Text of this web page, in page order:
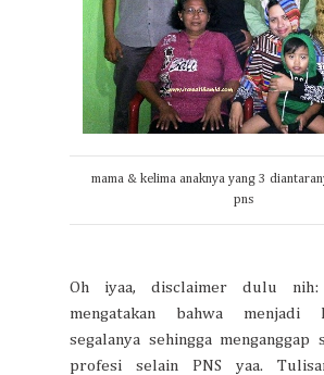
mama & kelima anaknya yang 3
pns
Oh iyaa, disclaimer dulu nih:
mengatakan bahwa menjadi
segalanya sehingga menganggap
profesi selain PNS yaa.